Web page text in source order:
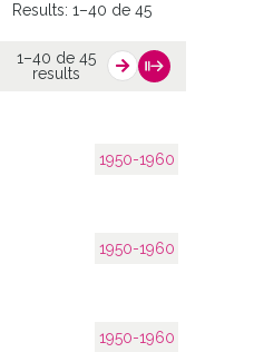
Results:1–40 de 45
1–40 de 45
results
1950-1960
1950-1960
1950-1960